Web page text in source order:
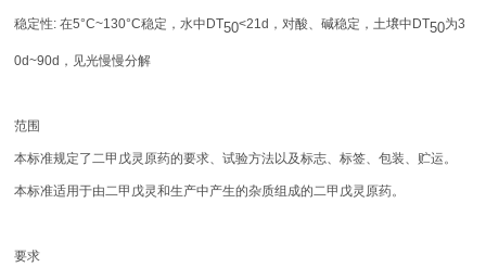
稳定性: 在5°C~130°C稳定，水中DT50<21d，对酸、碱稳定，土壌中DT50为3
0d~90d，见光慢慢分解
范围
本标准规定了二甲戊灵原药的要求、试验方法以及标志、标签、包装、贮运。
本标准适用于由二甲戊灵和生产中产生的杂质组成的二甲戊灵原药。
要求